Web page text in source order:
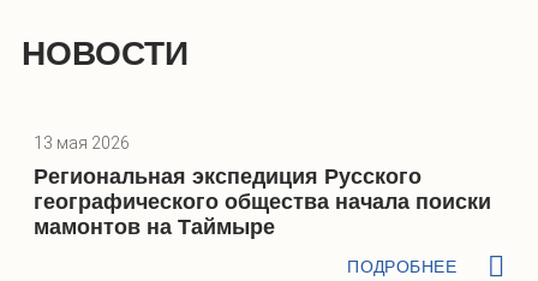
НОВОСТИ
13 мая 2026
Региональная экспедиция Русского
географического общества начала поиски
мамонтов на Таймыре
ПОДРОБНЕЕ